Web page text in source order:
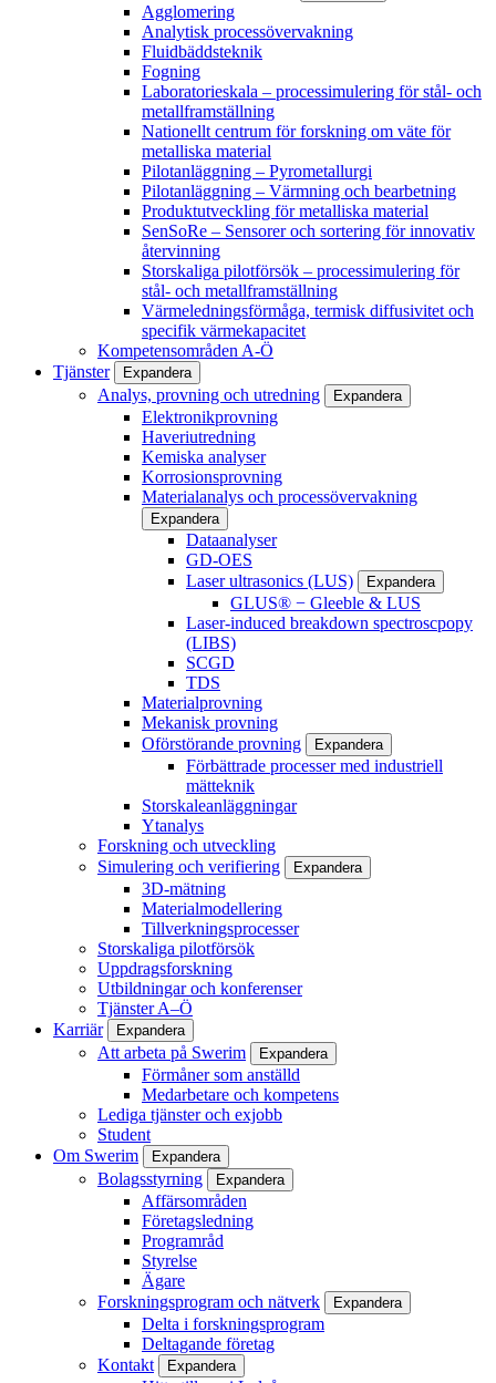
Agglomering
Analytisk processövervakning
Fluidbäddsteknik
Fogning
Laboratorieskala – processimulering för stål- och
metallframställning
Nationellt centrum för forskning om väte för
metalliska material
Pilotanläggning – Pyrometallurgi
Pilotanläggning – Värmning och bearbetning
Produktutveckling för metalliska material
SenSoRe – Sensorer och sortering för innovativ
återvinning
Storskaliga pilotförsök – processimulering för
stål- och metallframställning
Värmeledningsförmåga, termisk diffusivitet och
specifik värmekapacitet
Kompetensområden A-Ö
Tjänster
Expandera
Analys, provning och utredning Expandera
Elektronikprovning
Haveriutredning
Kemiska analyser
Korrosionsprovning
Materialanalys och processövervakning
Expandera
Dataanalyser
GD-OES
Laser ultrasonics (LUS)
Expandera
GLUS® − Gleeble & LUS
Laser-induced breakdown spectroscpopy
(LIBS)
SCGD
TDS
Materialprovning
Mekanisk provning
Oförstörande provning
Expandera
Förbättrade processer med industriell
mätteknik
Storskaleanläggningar
Ytanalys
Forskning och utveckling
Simulering och verifiering
Expandera
3D-mätning
Materialmodellering
Tillverkningsprocesser
Storskaliga pilotförsök
Uppdragsforskning
Utbildningar och konferenser
Tjänster A–Ö
Karriär
Expandera
Att arbeta på Swerim Expandera
Förmåner som anställd
Medarbetare och kompetens
Lediga tjänster och exjobb
Student
Om Swerim
Expandera
Bolagsstyrning Expandera
Affärsområden
Företagsledning
Programråd
Styrelse
Ägare
Forskningsprogram och nätverk
Expandera
Delta i forskningsprogram
Deltagande företag
Kontakt
Expandera